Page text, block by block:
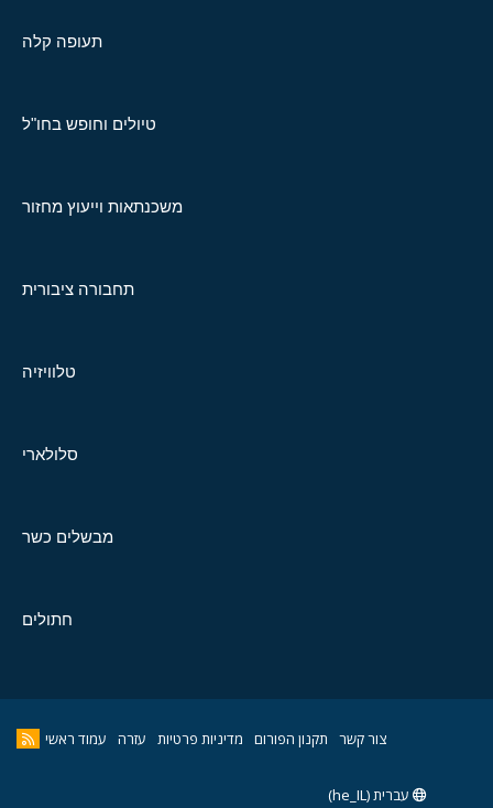
תעופה קלה
טיולים וחופש בחו"ל
משכנתאות וייעוץ מחזור
תחבורה ציבורית
טלוויזיה
סלולארי
מבשלים כשר
חתולים
צור קשר תקנון הפורום מדיניות פרטיות עזרה עמוד ראשי
עברית (he_IL)